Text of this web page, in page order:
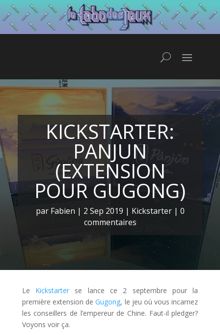
KICKSTARTER:
PANJUN
(EXTENSION
POUR GUGONG)
par Fabien | 2 Sep 2019 | Kickstarter| 0
commentaires
Le Kickstarter se lance ce 2 septembre pour la
première extension deGugong, le jeu où vous incarnez
les conseillers de l’empereur de Chine. Faut-il pledger?
Voyons voir ça.